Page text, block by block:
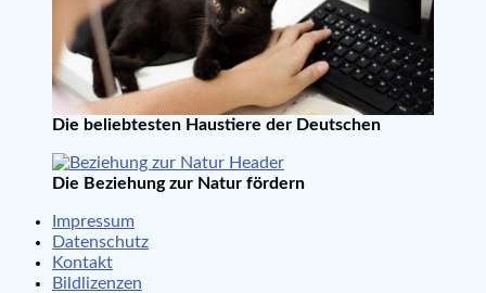
Die beliebtesten Haustiere der Deutschen
Die Beziehung zur Natur fördern
Impressum
Datenschutz
Kontakt
Bildlizenzen